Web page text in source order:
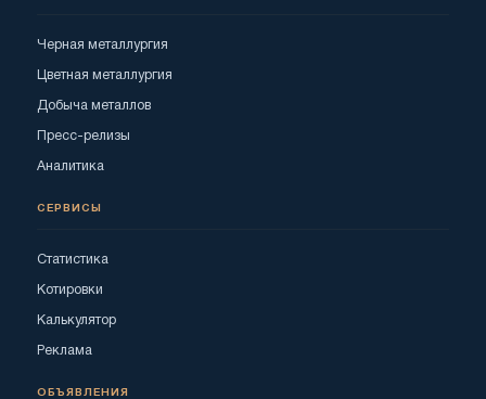
Черная металлургия
Цветная металлургия
Добыча металлов
Пресс-релизы
Аналитика
СЕРВИСЫ
Статистика
Котировки
Калькулятор
Реклама
ОБЪЯВЛЕНИЯ